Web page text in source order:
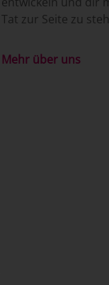
Tat zur Seite zu
Mehr über uns